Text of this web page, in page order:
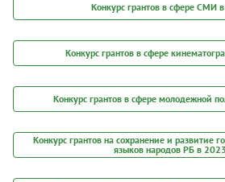
Конкурс грантов в сфере СМИ
Конкурс грантов в сфере
Конкурс грантов в сфере молодежной
Конкурс грантов на сохранение и развитие
языков народов РБ в